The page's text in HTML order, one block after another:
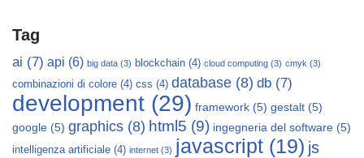
Tag
ai (7) api (6) big data (3) blockchain (4) cloud computing (3) cmyk (3)
combinazioni di colore (4) css (4) database (8) db (7)
development (29) framework (5) gestalt (5)
google (5) graphics (8) html5 (9) ingegneria del software (5)
intelligenza artificiale (4) internet (3) javascript (19) js